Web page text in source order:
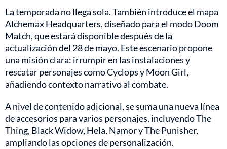
La temporada no llega sola. También introduce el mapa
Alchemax Headquarters, diseñado para el modo Doom
Match, que estará disponible después de la
actualización del 28 de mayo. Este escenario propone
una misión clara: irrumpir en las instalaciones y
rescatar personajes como Cyclops y Moon Girl,
añadiendo contexto narrativo al combate.
A nivel de contenido adicional, se suma una nueva línea
de accesorios para varios personajes, incluyendo The
Thing, Black Widow, Hela, Namor y The Punisher,
ampliando las opciones de personalización.